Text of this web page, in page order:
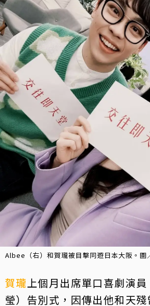
Albee（右）和賀瓏被目擊同遊日本大阪。圖
賀瓏上個月出席單口喜劇演員
瑩）告別式，因傳出他和天